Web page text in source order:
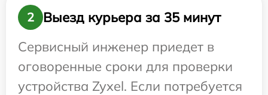
2
Выезд курьера за 35 минут
Сервисный инженер приедет в
оговоренные сроки для проверки
устройства Zyxel. Если потребуется